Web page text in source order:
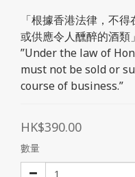
「根據香港法律，不
或供應令人醺醉的酒類」
”Under the law of
must not be sold or
course of business.”
HK$390.00
數量